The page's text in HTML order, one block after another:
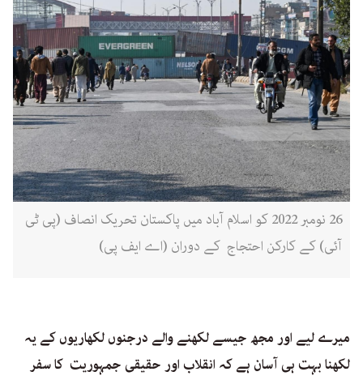
26 نومبر 2022 کو اسلام آباد میں پاکستان تحریک انصاف (پی ٹی
آئی) کے کارکن احتجاج کے دوران (اے ایف پی)
میرے لیے اور مجھ جیسے لکھنے والے درجنوں لکھاریوں کے یہ
لکھنا بہت ہی آسان ہے کہ انقلاب اور حقیقی جمہوریت کا سفر